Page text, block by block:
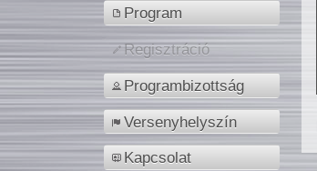
Program
Regisztráció
Programbizottság
Versenyhelyszín
Kapcsolat